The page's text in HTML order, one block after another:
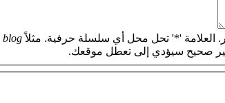
العلامة '*' تحل محل أي سلسلة حرفية. مثلاًblog